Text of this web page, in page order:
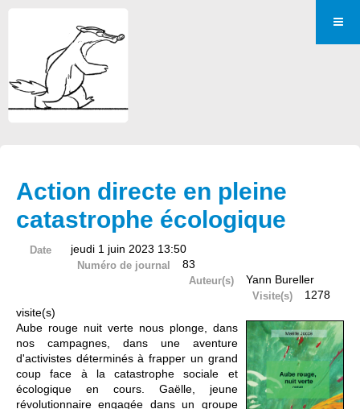
Action directe en pleine
catastrophe écologique
Date jeudi 1 juin 2023 13:50
Numéro de journal 83
Auteur(s) Yann Bureller
Visite(s)
1278
visite(s)
Aube rouge nuit verte nous plonge, dans
nos campagnes, dans une aventure
d'activistes déterminés à frapper un grand
coup face à la catastrophe sociale et
écologique en cours. Gaëlle, jeune
révolutionnaire engagée dans un groupe